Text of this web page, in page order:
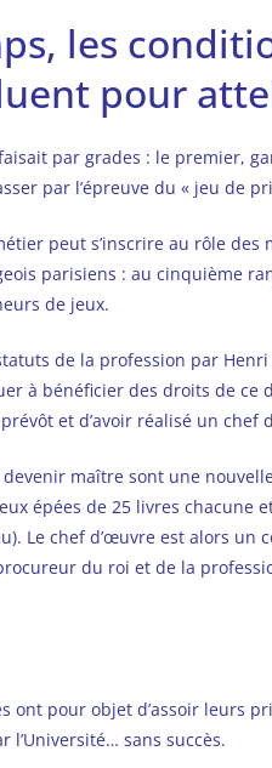
les
pour
faisait par grades : le premier,
par l’épreuve du « jeu de
peut s’inscrire au rôle
parisiens : au cinquième
de jeux.
de la profession par
à bénéficier des droits de ce
et d’avoir réalisé un
maître sont une
épées de 25 livres chacune
Le chef d’œuvre est alors un
du roi et de la
ont pour objet d’assoir leurs
l’Université… sans succès.